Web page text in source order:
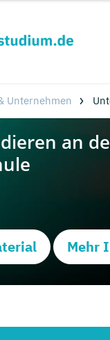
Unternehmen
Mehr